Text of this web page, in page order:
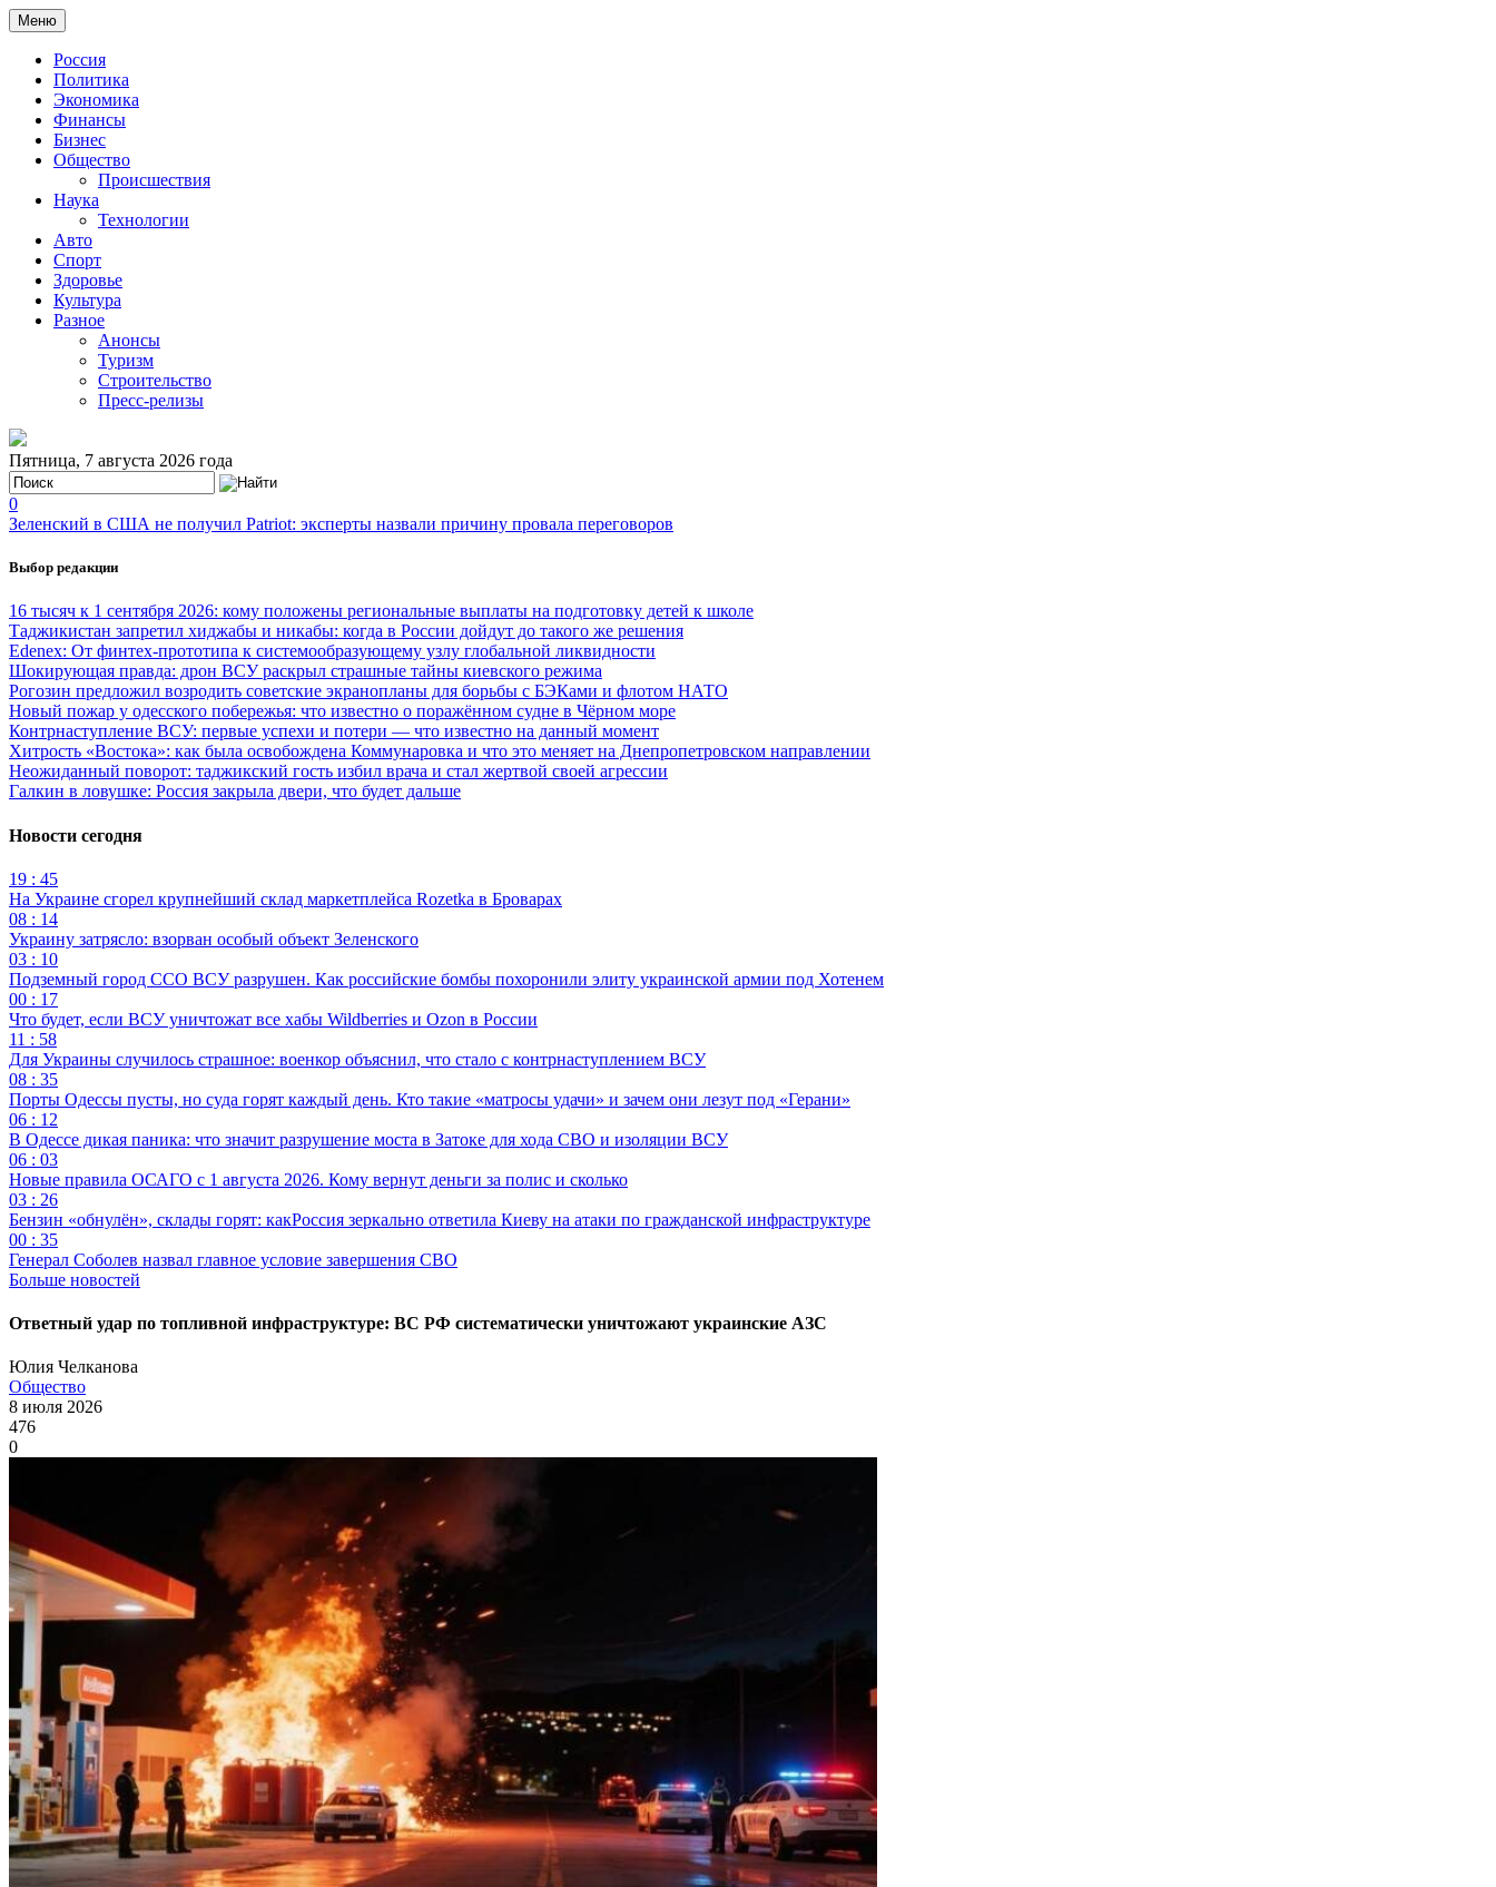
Меню
Россия
Политика
Экономика
Финансы
Бизнес
Общество
Происшествия
Наука
Технологии
Авто
Спорт
Здоровье
Культура
Разное
Анонсы
Туризм
Строительство
Пресс-релизы
Пятница, 7 августа 2026 года
0
Зеленский в США не получил Patriot: эксперты назвали причину провала переговоров
Выбор редакции
16 тысяч к 1 сентября 2026: кому положены региональные выплаты на подготовку детей к школе
Таджикистан запретил хиджабы и никабы: когда в России дойдут до такого же решения
Edenex: От финтех-прототипа к системообразующему узлу глобальной ликвидности
Шокирующая правда: дрон ВСУ раскрыл страшные тайны киевского режима
Рогозин предложил возродить советские экранопланы для борьбы с БЭКами и флотом НАТО
Новый пожар у одесского побережья: что известно о поражённом судне в Чёрном море
Контрнаступление ВСУ: первые успехи и потери — что известно на данный момент
Хитрость «Востока»: как была освобождена Коммунаровка и что это меняет на Днепропетровском направлении
Неожиданный поворот: таджикский гость избил врача и стал жертвой своей агрессии
Галкин в ловушке: Россия закрыла двери, что будет дальше
Новости сегодня
19 : 45
На Украине сгорел крупнейший склад маркетплейса Rozetka в Броварах
08 : 14
Украину затрясло: взорван особый объект Зеленского
03 : 10
Подземный город ССО ВСУ разрушен. Как российские бомбы похоронили элиту украинской армии под Хотенем
00 : 17
Что будет, если ВСУ уничтожат все хабы Wildberries и Ozon в России
11 : 58
Для Украины случилось страшное: военкор объяснил, что стало с контрнаступлением ВСУ
08 : 35
Порты Одессы пусты, но суда горят каждый день. Кто такие «матросы удачи» и зачем они лезут под «Герани»
06 : 12
В Одессе дикая паника: что значит разрушение моста в Затоке для хода СВО и изоляции ВСУ
06 : 03
Новые правила ОСАГО с 1 августа 2026. Кому вернут деньги за полис и сколько
03 : 26
Бензин «обнулён», склады горят: какРоссия зеркально ответила Киеву на атаки по гражданской инфраструктуре
00 : 35
Генерал Соболев назвал главное условие завершения СВО
Больше новостей
Ответный удар по топливной инфраструктуре: ВС РФ систематически уничтожают украинские АЗС
Юлия Челканова
Общество
8 июля 2026
476
0